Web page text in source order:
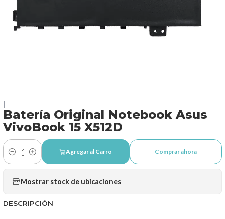
Batería Original Notebook Asus
VivoBook 15 X512D
Cantidad
Agregar al Carro Comprar ahora
Mostrar stock de ubicaciones
DESCRIPCIÓN